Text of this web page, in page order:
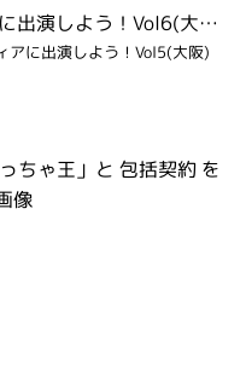
DAG×DAGV 大型ビジョン広告に出演しよう！Vol6(大阪)（2026年6月～7月開催）
に出演しよう！Vol5(大阪)